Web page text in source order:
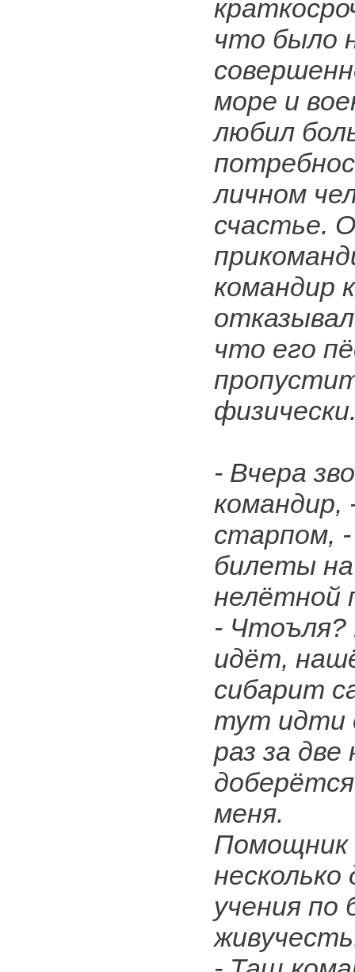
что было
море и
любил
личном
счастье.
командир
что его
- Вчера
командир,
старпом,
билеты на
нелётной
-
идёт,
сибарит
тут идти
раз за две
меня.
Помощник
несколько
учения по